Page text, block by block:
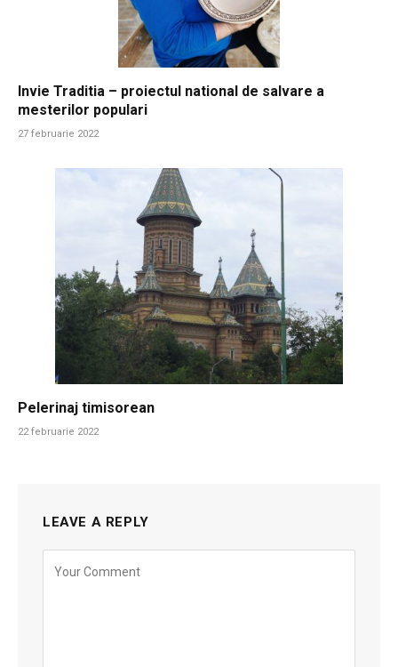
Invie Traditia – proiectul national de salvare a
mesterilor populari
27 februarie 2022
Pelerinaj timisorean
22 februarie 2022
LEAVE A REPLY